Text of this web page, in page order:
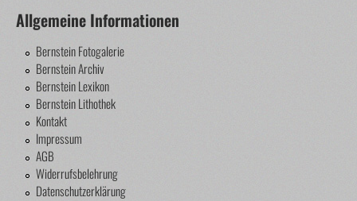
Allgemeine Informationen
Bernstein Fotogalerie
Bernstein Archiv
Bernstein Lexikon
Bernstein Lithothek
Kontakt
Impressum
AGB
Widerrufsbelehrung
Datenschutzerklärung